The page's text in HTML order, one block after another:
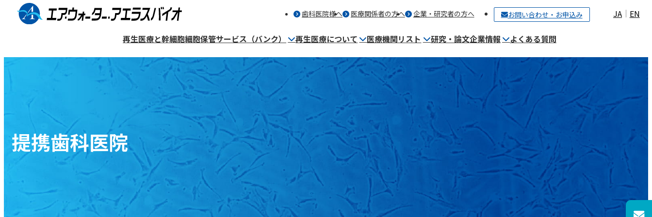
ン
ツ
歯科医院様へ 医療関係者の方へ 企業・研究者の方へ お問い合わせ・お申込み EN
JA
再生医療と幹細胞細胞保管サービス（バンク）
細胞保管サービス（バンク）
歯髄幹細胞について 細胞保管サービス（バンク）とは
ご契約〜細胞保管までの流れ
保管プランと料金
保管者・歯科医師の声
細胞培養施設（CPC）について
細胞の利用について
マンガ～バンク保管編～
再生医療について
再生医療について
歯髄再生治療
歯髄再生治療について
一般的な治療法との違い
象牙質再生について
歯髄再生治療をご検討の方へ
マンガ〜歯髄再生治療編〜
医療機関リスト
医療機関リスト
提携歯科医院検索ページ 再生医療を提供する医療機関
研究・論文企業情報
企業情報
企業概要 事業内容
よくある質問
提携歯科医院